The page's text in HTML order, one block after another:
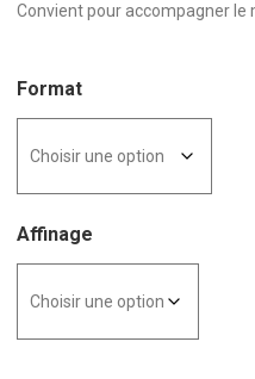
Convient pour accompagner le
Format
Affinage